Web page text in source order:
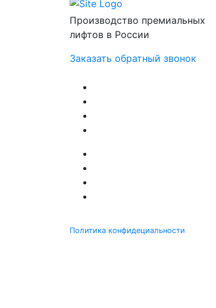
Производство премиальных
лифтов в России
Заказать обратный звонок
Политика конфидециальности